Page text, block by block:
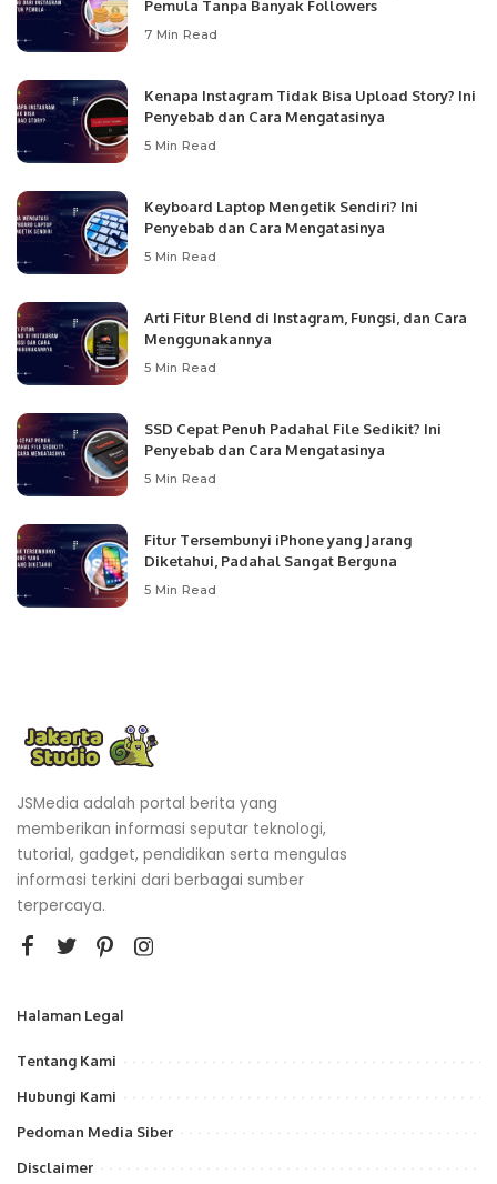
Pemula Tanpa Banyak Followers
7 Min Read
Kenapa Instagram Tidak Bisa Upload Story? Ini
Penyebab dan Cara Mengatasinya
5 Min Read
Keyboard Laptop Mengetik Sendiri? Ini
Penyebab dan Cara Mengatasinya
5 Min Read
Arti Fitur Blend di Instagram, Fungsi, dan Cara
Menggunakannya
5 Min Read
SSD Cepat Penuh Padahal File Sedikit? Ini
Penyebab dan Cara Mengatasinya
5 Min Read
Fitur Tersembunyi iPhone yang Jarang
Diketahui, Padahal Sangat Berguna
5 Min Read
JSMedia adalah portal berita yang
memberikan informasi seputar teknologi,
tutorial, gadget, pendidikan serta mengulas
informasi terkini dari berbagai sumber
terpercaya.
Halaman Legal
Tentang Kami
Hubungi Kami
Pedoman Media Siber
Disclaimer